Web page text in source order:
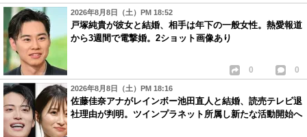
2026年8月8日（土）PM 18:52
戸塚純貴が彼女と結婚、相手は年下の一般女性。熱愛報道
から3週間で電撃婚。2ショット画像あり
0 0
2026年8月8日（土）PM 18:16
佐藤佳奈アナがレインボー池田直人と結婚、読売テレビ退
社理由が判明。ツインプラネット所属し新たな活動開始へ